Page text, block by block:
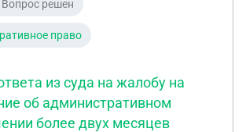
Вопрос решен
право
из суда на жалобу на
об административном
более двух месяцев